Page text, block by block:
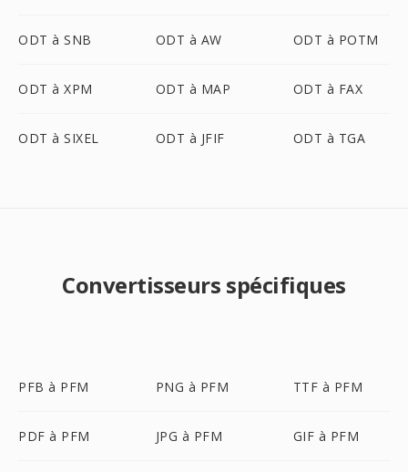
ODT à SNB ODT à AW ODT à POTM
ODT à XPM ODT à MAP ODT à FAX
ODT à SIXEL ODT à JFIF ODT à TGA
Convertisseurs spécifiques
PFB à PFM PNG à PFM TTF à PFM
PDF à PFM JPG à PFM GIF à PFM